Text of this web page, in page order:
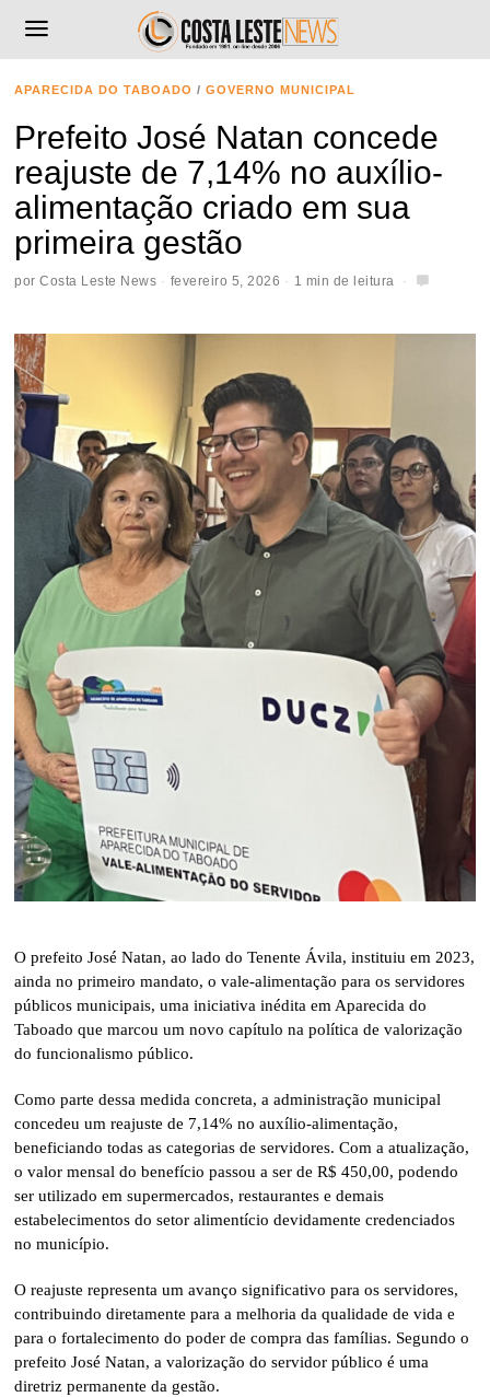
APARECIDA DO TABOADO / GOVERNO MUNICIPAL
Prefeito José Natan concede
reajuste de 7,14% no auxílio-
alimentação criado em sua
primeira gestão
porCosta Leste News fevereiro 5, 2026 1 min de leitura
O prefeito José Natan, ao lado do Tenente Ávila, instituiu em 2023,
ainda no primeiro mandato, o vale-alimentação para os servidores
públicos municipais, uma iniciativa inédita em Aparecida do
Taboado que marcou um novo capítulo na política de valorização
do funcionalismo público.
Como parte dessa medida concreta, a administração municipal
concedeu um reajuste de 7,14% no auxílio-alimentação,
beneficiando todas as categorias de servidores. Com a atualização,
o valor mensal do benefício passou a ser de R$ 450,00, podendo
ser utilizado em supermercados, restaurantes e demais
estabelecimentos do setor alimentício devidamente credenciados
no município.
O reajuste representa um avanço significativo para os servidores,
contribuindo diretamente para a melhoria da qualidade de vida e
para o fortalecimento do poder de compra das famílias. Segundo o
prefeito José Natan, a valorização do servidor público é uma
diretriz permanente da gestão.